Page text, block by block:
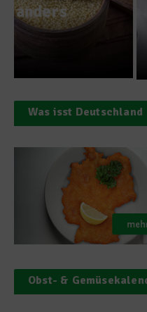
für
Was isst Deutschland
Obst- &